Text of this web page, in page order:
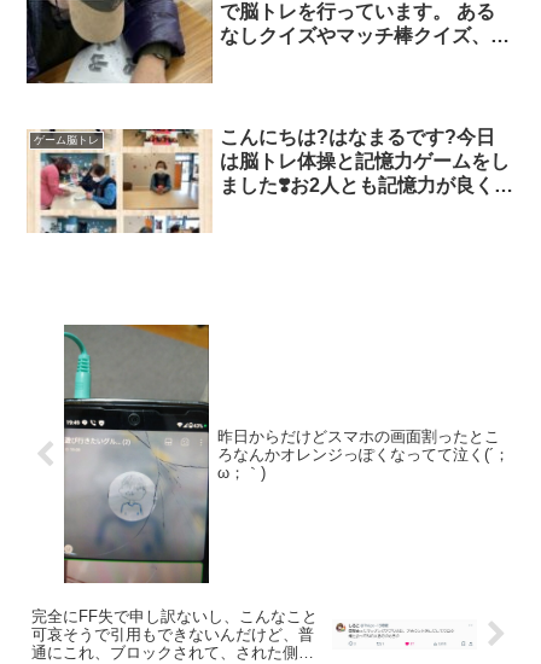
で脳トレを行っています。 ある
なしクイズやマッチ棒クイズ、ク
ゲーム脳トレ
こんにちは?はなまるです?今日
は脳トレ体操と記憶力ゲームをし
ました❣️お2人とも記憶力が良くハ
昨日からだけどスマホの画面割ったとこ
ろなんかオレンジっぽくなってて泣く(´；
ω；｀)
完全にFF失で申し訳ないし、こんなこと
可哀そうで引用もできないんだけど、普
通にこれ、ブロックされて、された側か